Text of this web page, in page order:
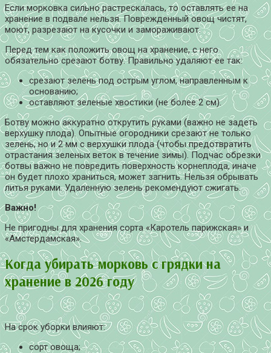
Если морковка сильно растрескалась, то оставлять ее на
хранение в подвале нельзя. Поврежденный овощ чистят,
моют, разрезают на кусочки и замораживают.
Перед тем как положить овощ на хранение, с него
обязательно срезают ботву. Правильно удаляют ее так:
срезают зелень под острым углом, направленным к
основанию;
оставляют зеленые хвостики (не более 2 см).
Ботву можно аккуратно открутить руками (важно не задеть
верхушку плода). Опытные огородники срезают не только
зелень, но и 2 мм с верхушки плода (чтобы предотвратить
отрастания зеленых веток в течение зимы). Подчас обрезки
ботвы важно не повредить поверхность корнеплода, иначе
он будет плохо храниться, может загнить. Нельзя обрывать
литья руками. Удаленную зелень рекомендуют сжигать.
Важно!
Не пригодны для хранения сорта «Каротель парижская» и
«Амстердамская».
Когда убирать морковь с грядки на
хранение в 2026 году
На срок уборки влияют:
сорт овоща;